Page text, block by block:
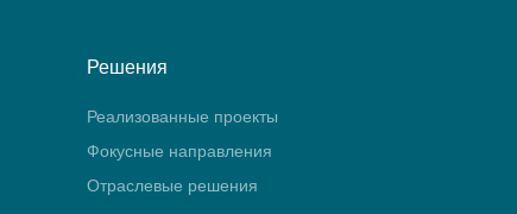
Решения
Реализованные проекты
Фокусные направления
Отраслевые решения